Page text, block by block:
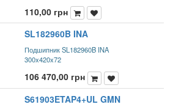
110,00 грн
SL182960B INA
Подшипник SL182960B INA
300x420x72
106 470,00 грн
S61903ETAP4+UL GMN